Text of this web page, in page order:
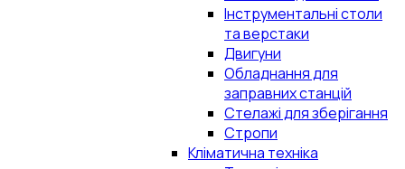
Інструментальні столи
та верстаки
Двигуни
Обладнання для
заправних станцій
Стелажі для зберігання
Стропи
Кліматична техніка